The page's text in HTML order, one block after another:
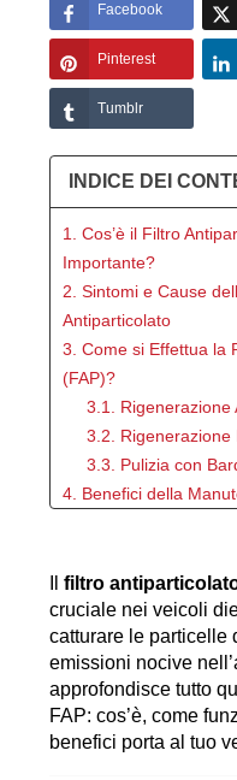
Facebook
Pinterest
Tumblr
INDICE DEI
1. Cos’è il Filtro
Importante?
2. Sintomi e Cause
Antiparticolato
3. Come si Effettua la
(FAP)?
3.1. Rigenerazione
3.2. Rigenerazione
3.3. Pulizia con
4. Benefici della
Filtro Antiparticolato?
6. Dove Acquistare
7. Conclusione
filtro
cruciale nei veicoli
catturare le particelle
emissioni nocive
approfondisce tutto
FAP: cos’è, come
benefici porta al tuo